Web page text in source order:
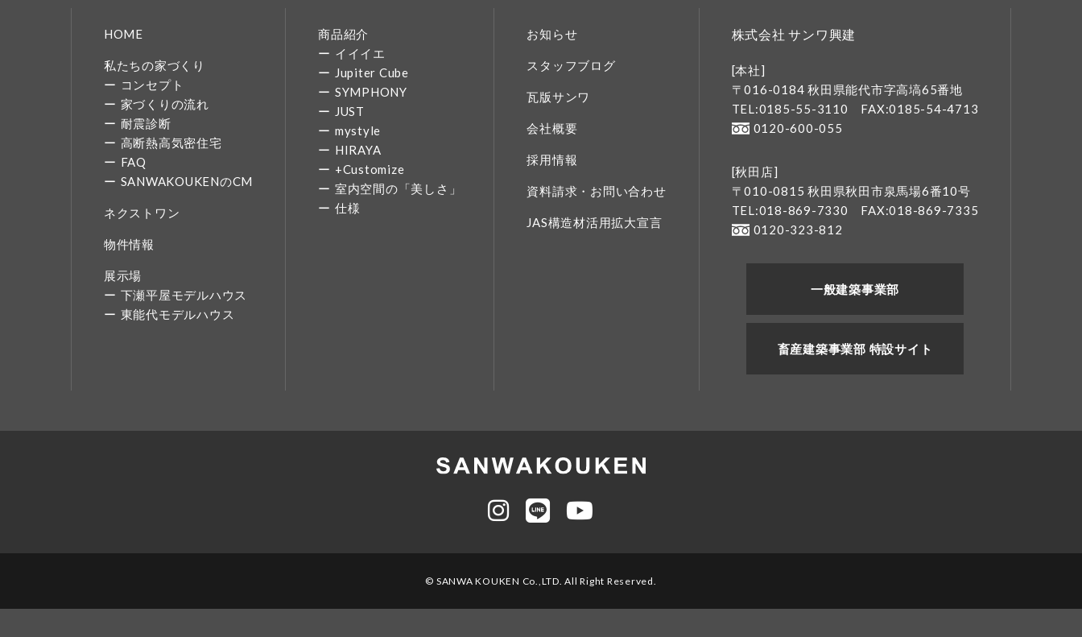
HOME
私たちの家づくり
コンセプト
家づくりの流れ
耐震診断
高断熱高気密住宅
FAQ
SANWAKOUKENのCM
ネクストワン
物件情報
展示場
下瀬平屋モデルハウス
東能代モデルハウス
商品紹介
イイイエ
Jupiter Cube
SYMPHONY
JUST
mystyle
HIRAYA
+Customize
室内空間の「美しさ」
仕様
お知らせ
スタッフブログ
瓦版サンワ
会社概要
採用情報
資料請求・お問い合わせ
JAS構造材活用拡大宣言
株式会社 サンワ興建
[本社]
〒016-0184 秋田県能代市字高塙65番地
TEL:0185-55-3110
FAX:0185-54-4713
0120-600-055
[秋田店]
〒010-0815 秋田県秋田市泉馬場6番10号
TEL:018-869-7330
FAX:018-869-7335
0120-323-812
一般建築事業部
畜産建築事業部 特設サイト
© SANWA KOUKEN Co.,LTD. All Right Reserved.